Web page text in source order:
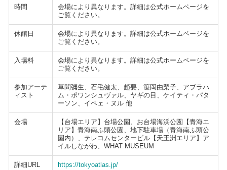
時間
会場により異なります。詳細は公式ホームページを
ご覧ください。
休館日
会場により異なります。詳細は公式ホームページを
ご覧ください。
入場料
会場により異なります。詳細は公式ホームページを
ご覧ください。
参加アーテ
ィスト
草間彌生、石毛健太、趙要、笹岡由梨子、アブラハ
ム・ポワンシュヴァル、ヤギの目、ケイティ・パタ
ーソン、イペェ・ヌル 他
会場
【台場エリア】台場公園、お台場海浜公園【青海エ
リア】青海南ふ頭公園、地下駐車場（青海南ふ頭公
園内）、テレコムセンタービル【天王洲エリア】ア
イルしながわ、WHAT MUSEUM
詳細URL https://tokyoatlas.jp/